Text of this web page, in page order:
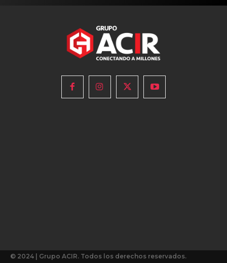
© 2024 | Grupo ACIR. Todos los derechos reservados.